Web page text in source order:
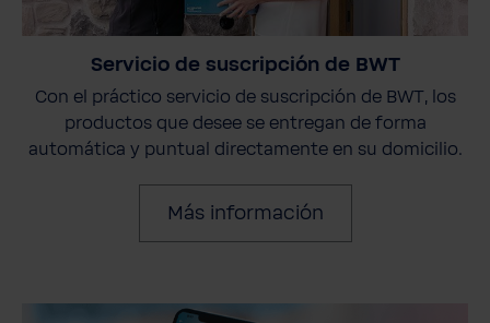
Servicio de suscripción de BWT
Con el práctico servicio de suscripción de BWT, los
productos que desee se entregan de forma
automática y puntual directamente en su domicilio.
Más información